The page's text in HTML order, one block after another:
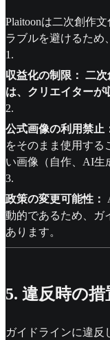
Plaitoonは二次創作
ラブルを避けるため
1 .
収益化の制限： 二次
は、クリエイターが
2.
公式画像の利用禁止
をそのまま使用する
い画像（自作、AI生
3.
政策の変更可能性：
動的であるため、ガ
あります。
5. 違反時の措
ガイドラインに違反